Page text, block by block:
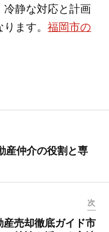
静な対応と計画
ります。福岡市の
産仲介の役割と専
次
売却徹底ガイド市